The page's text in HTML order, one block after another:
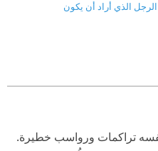
الرجل الذي أراد أن يكون
تراكمات ورواسب خطيرة.